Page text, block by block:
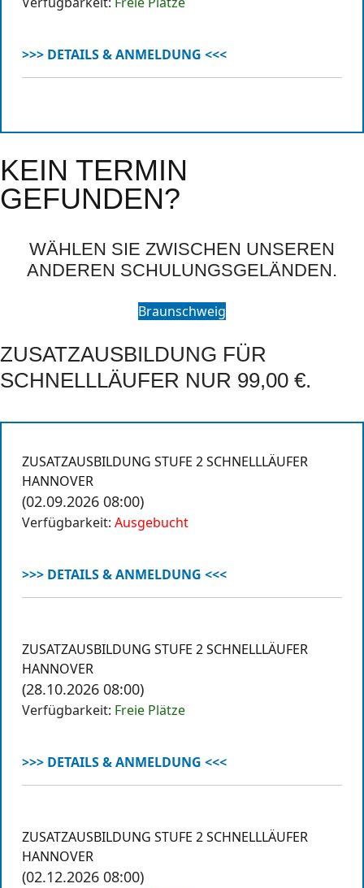
>>> DETAILS & ANMELDUNG <<<
KEIN TERMIN
GEFUNDEN?
WÄHLEN SIE ZWISCHEN UNSEREN
ANDEREN SCHULUNGSGELÄNDEN.
Braunschweig
ZUSATZAUSBILDUNG FÜR
SCHNELLLÄUFER NUR 99,00 €.
ZUSATZAUSBILDUNG STUFE 2 SCHNELLLÄUFER
HANNOVER
(02.09.2026 08:00)
Verfügbarkeit: Ausgebucht
>>> DETAILS & ANMELDUNG <<<
ZUSATZAUSBILDUNG STUFE 2 SCHNELLLÄUFER
HANNOVER
(28.10.2026 08:00)
Verfügbarkeit: Freie Plätze
>>> DETAILS & ANMELDUNG <<<
ZUSATZAUSBILDUNG STUFE 2 SCHNELLLÄUFER
HANNOVER
(02.12.2026 08:00)